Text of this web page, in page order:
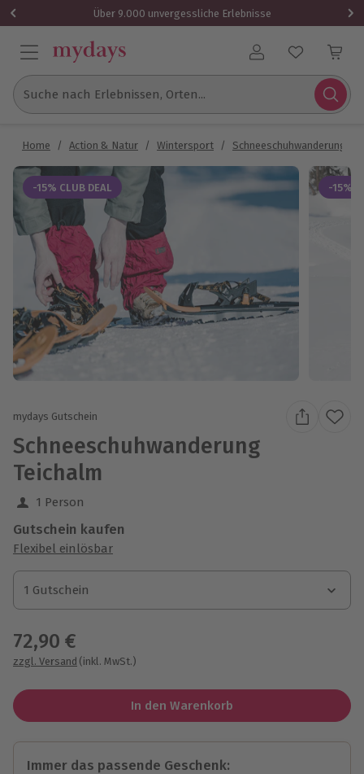
Über 9.000 unvergessliche Erlebnisse
Benutzerkonto
Suche nach Erlebnissen, Orten...
Home / Action & Natur / Wintersport / Schneeschuhwanderung
-15% CLUB DEAL -15%
mydays Gutschein
Schneeschuhwanderung
Teichalm
1 Person
Gutschein kaufen
Flexibel einlösbar
1 Gutschein
1 Gutschein
1 Gutschein
72,90 €
zzgl. Versand (inkl. MwSt.)
In den Warenkorb
Immer das passende Geschenk: